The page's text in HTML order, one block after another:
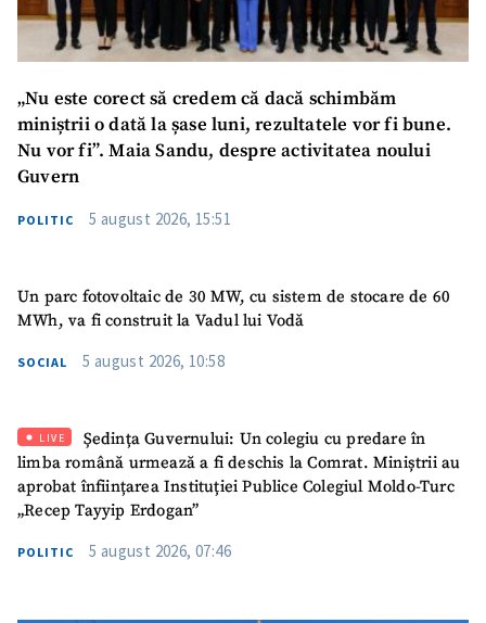
SUSȚINE
„Nu este corect să credem că dacă schimbăm
miniștrii o dată la șase luni, rezultatele vor fi bune.
Nu vor fi”. Maia Sandu, despre activitatea noului
Guvern
POLITIC 5 august 2026, 15:51
Un parc fotovoltaic de 30 MW, cu sistem de stocare de 60
MWh, va fi construit la Vadul lui Vodă
SOCIAL 5 august 2026, 10:58
LIVE
Ședința Guvernului: Un colegiu cu predare în
limba română urmează a fi deschis la Comrat. Miniștrii au
aprobat înființarea Instituției Publice Colegiul Moldo-Turc
„Recep Tayyip Erdogan”
POLITIC 5 august 2026, 07:46